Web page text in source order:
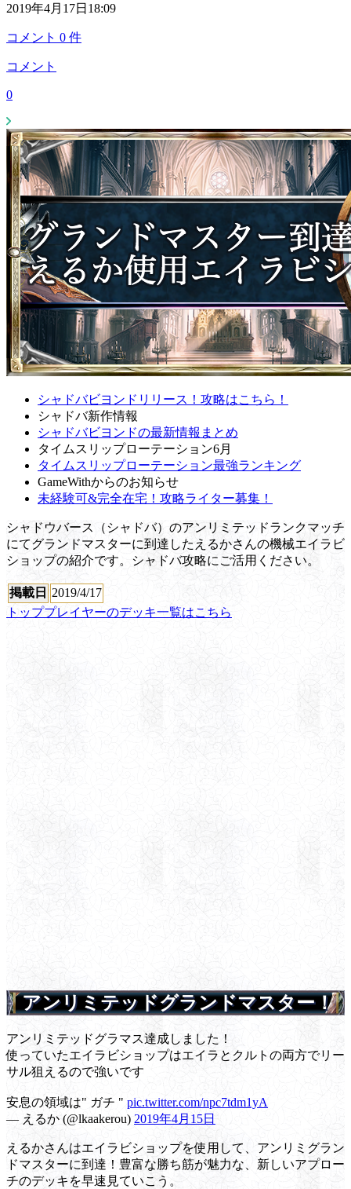
2019年4月17日18:09
コメント 0 件
コメント
0
シャドバビヨンドリリース！攻略はこちら！
シャドバ新作情報
シャドバビヨンドの最新情報まとめ
タイムスリップローテーション6月
タイムスリップローテーション最強ランキング
GameWithからのお知らせ
未経験可&完全在宅！攻略ライター募集！
シャドウバース（シャドバ）のアンリミテッドランクマッチ
にてグランドマスターに到達したえるかさんの機械エイラビ
ショップの紹介です。シャドバ攻略にご活用ください。
掲載日
2019/4/17
トッププレイヤーのデッキ一覧はこちら
アンリミテッドグランドマスター！
アンリミテッドグラマス達成しました！
使っていたエイラビショップはエイラとクルトの両方でリー
サル狙えるので強いです
安息の領域は" ガチ " pic.twitter.com/npc7tdm1yA
— えるか (@lkaakerou) 2019年4月15日
えるかさんはエイラビショップを使用して、アンリミグラン
ドマスターに到達！豊富な勝ち筋が魅力な、新しいアプロー
チのデッキを早速見ていこう。